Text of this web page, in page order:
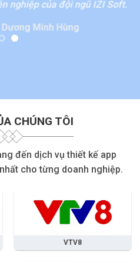
nghiệp của đội ngũ IZI Soft.
Minh Hùng
CHÚNG TÔI
đến dịch vụ thiết kế app
cho từng doanh nghiệp.
VTV8